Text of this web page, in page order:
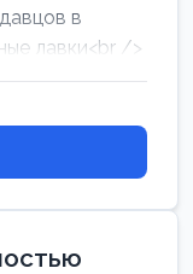
в
лавки<br />